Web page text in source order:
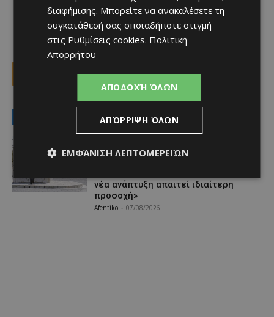
X Viber
ΚΕΡΑΙΕΣ ΣΤΙΣ ΒΡΕΤΑΝΙΚΕΣ ΒΑΣΕΙΣ –
νέα ανάπτυξη απαιτεί ιδιαίτερη
προσοχή»
Afentiko 07/08/2026
διαφήμισης. Μπορείτε να ανακαλέσετε τη
συγκατάθεσή σας οποιαδήποτε στιγμή
στις Ρυθμίσεις cookies. Πολιτική
Απορρήτου
ΑΠΟΔΟΧΉ ΌΛΩΝ
ΑΠΌΡΡΙΨΗ ΌΛΩΝ
ΕΜΦΆΝΙΣΗ ΛΕΠΤΟΜΕΡΕΙΏΝ